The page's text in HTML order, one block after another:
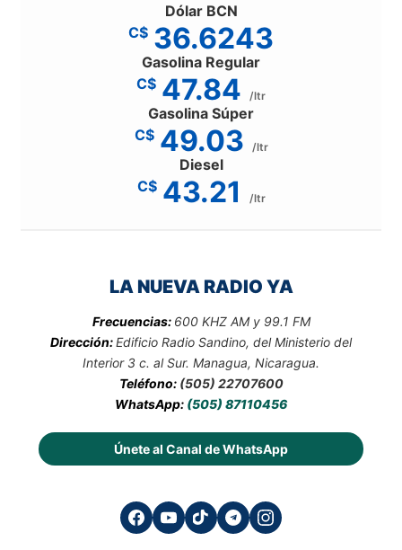
Dólar BCN
C$ 36.6243
Gasolina Regular
C$ 47.84 /ltr
Gasolina Súper
C$ 49.03 /ltr
Diesel
C$ 43.21 /ltr
LA NUEVA RADIO YA
Frecuencias: 600 KHZ AM y 99.1 FM
Dirección:Edificio Radio Sandino, del Ministerio del
Interior 3 c. al Sur. Managua, Nicaragua.
Teléfono: (505) 22707600
WhatsApp: (505) 87110456
Únete al Canal de WhatsApp